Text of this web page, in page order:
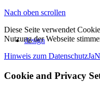
design
Nach oben scrollen
Diese Seite verwendet
Nutzung der Webseite
Hinweis zum DatenschutzJa
Cookie and Privacy